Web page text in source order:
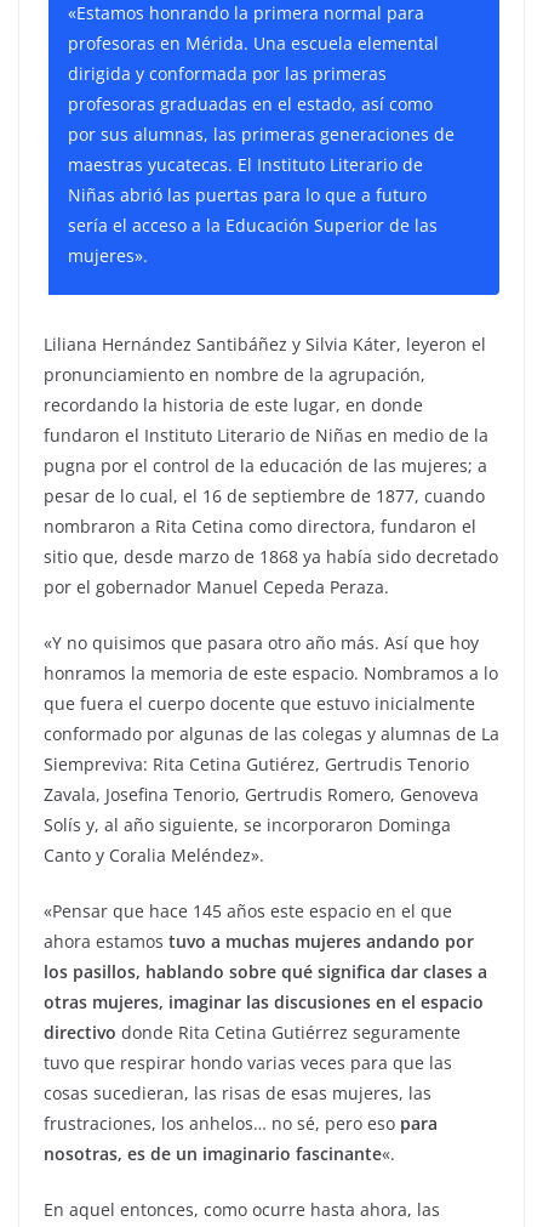
«Estamos honrando la primera normal para
profesoras en Mérida. Una escuela elemental
dirigida y conformada por las primeras
profesoras graduadas en el estado, así como
por sus alumnas, las primeras generaciones de
maestras yucatecas. El Instituto Literario de
Niñas abrió las puertas para lo que a futuro
sería el acceso a la Educación Superior de las
mujeres».
Liliana Hernández Santibáñez y Silvia Káter, leyeron el
pronunciamiento en nombre de la agrupación,
recordando la historia de este lugar, en donde
fundaron el Instituto Literario de Niñas en medio de la
pugna por el control de la educación de las mujeres; a
pesar de lo cual, el 16 de septiembre de 1877, cuando
nombraron a Rita Cetina como directora, fundaron el
sitio que, desde marzo de 1868 ya había sido decretado
por el gobernador Manuel Cepeda Peraza.
«Y no quisimos que pasara otro año más. Así que hoy
honramos la memoria de este espacio. Nombramos a lo
que fuera el cuerpo docente que estuvo inicialmente
conformado por algunas de las colegas y alumnas de La
Siempreviva: Rita Cetina Gutiérez, Gertrudis Tenorio
Zavala, Josefina Tenorio, Gertrudis Romero, Genoveva
Solís y, al año siguiente, se incorporaron Dominga
Canto y Coralia Meléndez».
«Pensar que hace 145 años este espacio en el que
ahora estamos tuvo a muchas mujeres andando por
los pasillos, hablando sobre qué significa dar clases a
otras mujeres, imaginar las discusiones en el espacio
directivo donde Rita Cetina Gutiérrez seguramente
tuvo que respirar hondo varias veces para que las
cosas sucedieran, las risas de esas mujeres, las
frustraciones, los anhelos… no sé, pero eso para
nosotras, es de un imaginario fascinante«.
En aquel entonces, como ocurre hasta ahora, las